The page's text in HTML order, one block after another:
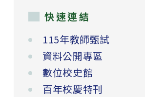
快速連結
115年教師甄試
資料公開專區
數位校史館
百年校慶特刊